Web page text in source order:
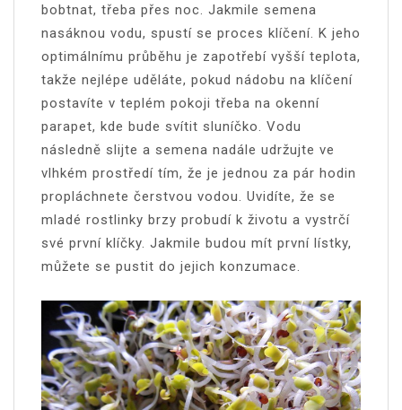
bobtnat, třeba přes noc. Jakmile semena
nasáknou vodu, spustí se proces klíčení. K jeho
optimálnímu průběhu je zapotřebí vyšší teplota,
takže nejlépe uděláte, pokud nádobu na klíčení
postavíte v teplém pokoji třeba na okenní
parapet, kde bude svítit sluníčko. Vodu
následně slijte a semena nadále udržujte ve
vlhkém prostředí tím, že je jednou za pár hodin
propláchnete čerstvou vodou. Uvidíte, že se
mladé rostlinky brzy probudí k životu a vystrčí
své první klíčky. Jakmile budou mít první lístky,
můžete se pustit do jejich konzumace.